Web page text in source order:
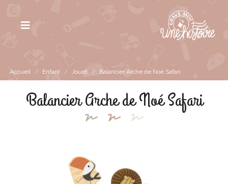
Accueil / Enfant / Jouet / Balancier Arche de Noé Safari
Balancier Arche de Noé Safari